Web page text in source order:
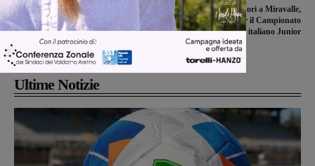
Contador avvistato a Leccio. Nel
mirino del “Pistolero” la Tirreno-
Adriatico che passerà anche dal
Valdarno
Si riaccendono i motori a Miravalle,
tutto pronto per il Campionato
italiano Junior
Ultime Notizie